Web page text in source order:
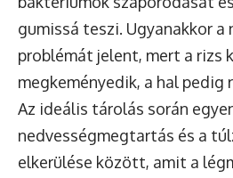
gumissá teszi. Ugyanakkor a
problémát jelent, mert a rizs
megkeményedik, a hal pedig
Az ideális tárolás során
nedvességmegtartás és a
elkerülése között, amit a